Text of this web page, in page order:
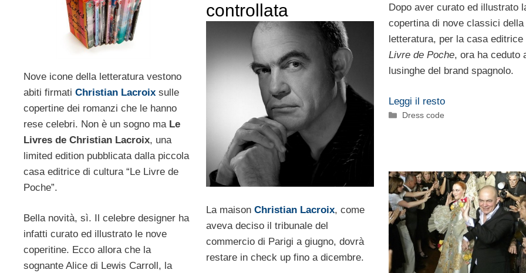
Dopo aver curato ed illustrato
copertina di nove classici della
letteratura, per la casa editrice
Livre de Poche, ora ha ceduto
lusinghe del brand spagnolo.
Leggi il resto
Categorie
Dress code
Nove icone della letteratura vestono
abiti firmati Christian Lacroix sulle
copertine dei romanzi che le hanno
rese celebri. Non è un sogno ma Le
Livres de Christian Lacroix, una
limited edition pubblicata dalla piccola
casa editrice di cultura “Le Livre de
Poche”.
Bella novità, sì. Il celebre designer ha
infatti curato ed illustrato le nove
coperitine. Ecco allora che la
sognante Alice di Lewis Carroll, la
controllata
La maison Christian Lacroix, come
aveva deciso il tribunale del
commercio di Parigi a giugno, dovrà
restare in check up fino a dicembre.